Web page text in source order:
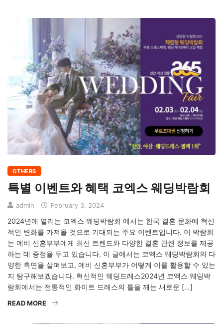
OTHERS
특별 이벤트와 혜택 코엑스 웨딩박람회
admin February 3, 2024
2024년에 열리는 코엑스 웨딩박람회 에서는 한국 결혼 문화에 혁신
적인 변화를 가져올 것으로 기대되는 주요 이벤트입니다. 이 박람회
는 예비 신혼부부에게 최신 트렌드와 다양한 결혼 관련 정보를 제공
하는 데 중점을 두고 있습니다. 이 글에서는 코엑스 웨딩박람회의 다
양한 측면을 살펴보고, 예비 신혼부부가 어떻게 이를 활용할 수 있는
지 탐구해보겠습니다. 혁신적인 웨딩드레스2024년 코엑스 웨딩박
람회에서는 전통적인 화이트 드레스의 틀을 깨는 새로운 […]
READ MORE